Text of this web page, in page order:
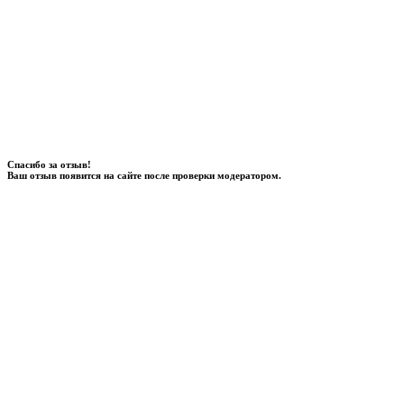
Спасибо за отзыв!
Ваш отзыв появится на сайте после проверки модератором.